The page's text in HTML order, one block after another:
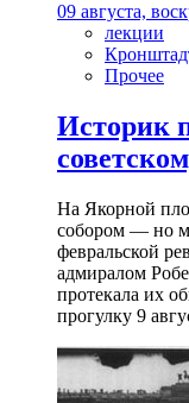
09 августа,
лекции
Прочее
Историк
На Якорной
собором — но
февральской
адмиралом
протекала их
прогулку 9